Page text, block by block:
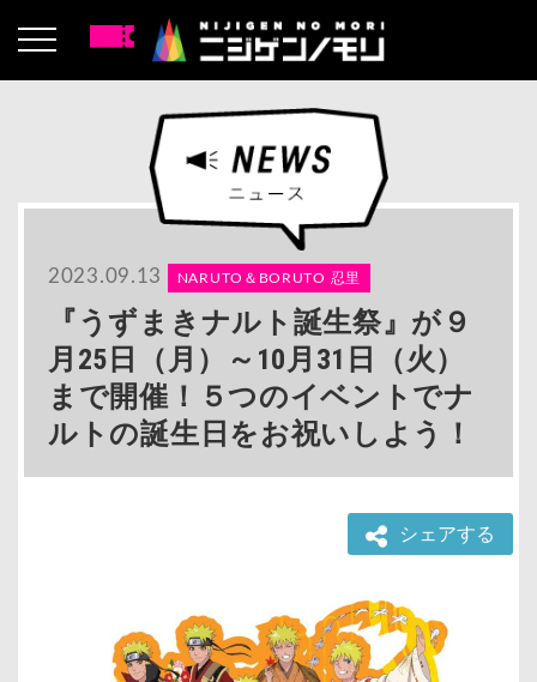
2023.09.13 NARUTO＆BORUTO 忍里
『うずまきナルト誕生祭』が９
月25日（月）～10月31日（火）
まで開催！５つのイベントでナ
ルトの誕生日をお祝いしよう！
シェアする